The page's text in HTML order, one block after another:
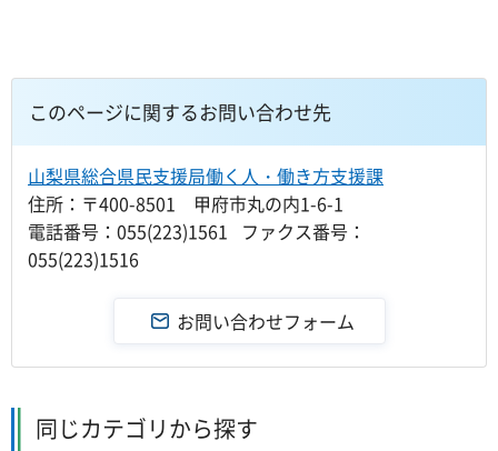
このページに関するお問い合わせ先
山梨県総合県民支援局働く人・働き方支援課
住所：〒400-8501 甲府市丸の内1-6-1
電話番号：055(223)1561 ファクス番号：
055(223)1516
同じカテゴリから探す